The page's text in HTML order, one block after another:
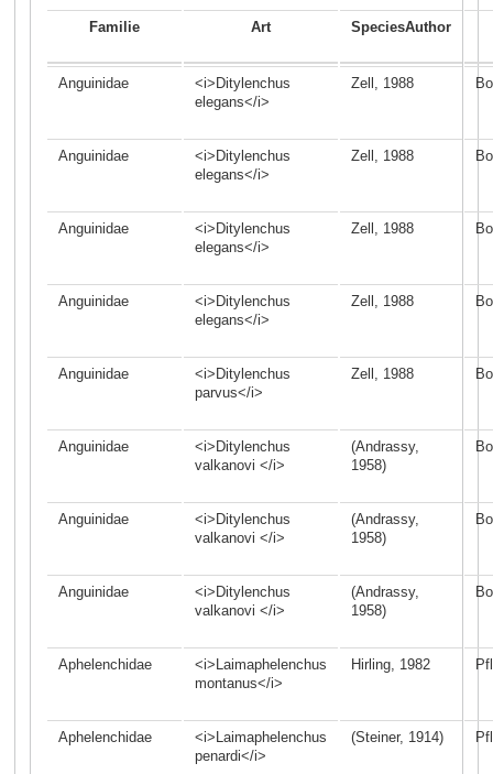
Familie Art SpeciesAuthor
Anguinidae
<i>Ditylenchus
elegans</i>
Zell, 1988
Anguinidae
<i>Ditylenchus
elegans</i>
Zell, 1988
Anguinidae
<i>Ditylenchus
elegans</i>
Zell, 1988
Anguinidae
<i>Ditylenchus
elegans</i>
Zell, 1988
Anguinidae
<i>Ditylenchus
parvus</i>
Zell, 1988
Anguinidae
<i>Ditylenchus
valkanovi </i>
(Andrassy,
1958)
Anguinidae
<i>Ditylenchus
valkanovi </i>
(Andrassy,
1958)
Anguinidae
<i>Ditylenchus
valkanovi </i>
(Andrassy,
1958)
Aphelenchidae
<i>Laimaphelenchus
montanus</i>
Hirling, 1982
Aphelenchidae
<i>Laimaphelenchus
penardi</i>
(Steiner, 1914)